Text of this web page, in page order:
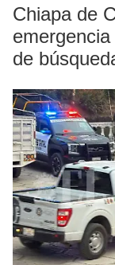
Chiapa de
de